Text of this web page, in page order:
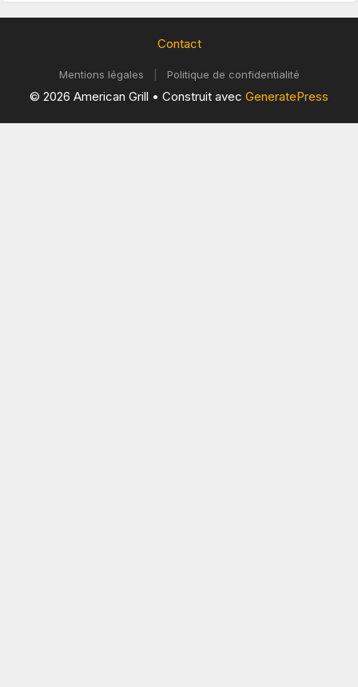
Contact
Mentions légales Politique de confidentialité
© 2026 American Grill • Construit avec GeneratePress